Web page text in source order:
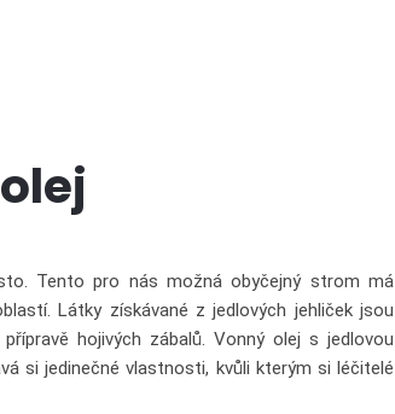
Tento pro nás možná obyčejný strom má
Látky získávané z jedlových jehliček jsou
hojivých zábalů. Vonný olej s jedlovou
si jedinečné vlastnosti, kvůli kterým si léčitelé